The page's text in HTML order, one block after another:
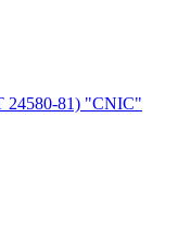
81) "CNIC"